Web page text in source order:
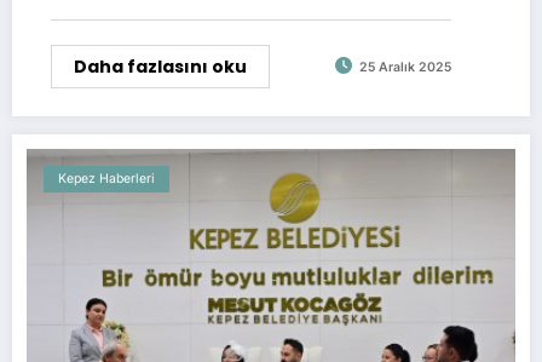
Daha fazlasını oku 25 Aralık 2025
Kepez Haberleri